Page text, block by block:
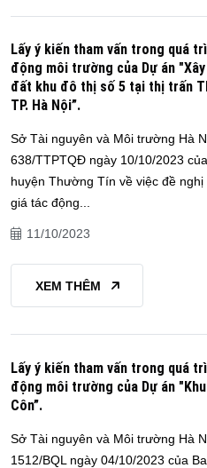
Lấy ý kiến tham vấn trong quá
động môi trường của Dự án
đất khu đô thị số 5 tại thị trấn
TP. Hà Nội”.
Sở Tài nguyên và Môi trường Hà
638/TTPTQĐ ngày 10/10/2023
huyện Thường Tín về việc đề
giá tác động...
11/10/2023
XEM THÊM
Lấy ý kiến tham vấn trong quá
động môi trường của Dự án
Côn”.
Sở Tài nguyên và Môi trường Hà
1512/BQL ngày 04/10/2023 của